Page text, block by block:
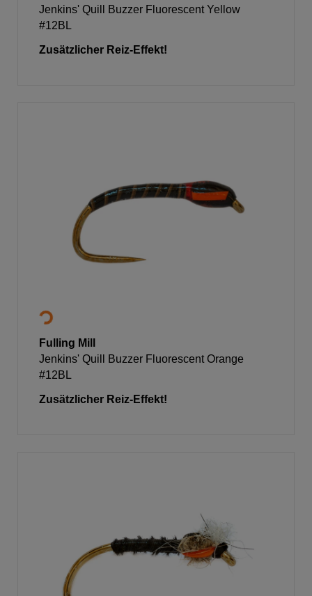
Jenkins' Quill Buzzer Fluorescent Yellow
#12BL
Zusätzlicher Reiz-Effekt!
Fulling Mill
Jenkins' Quill Buzzer Fluorescent Orange
#12BL
Zusätzlicher Reiz-Effekt!